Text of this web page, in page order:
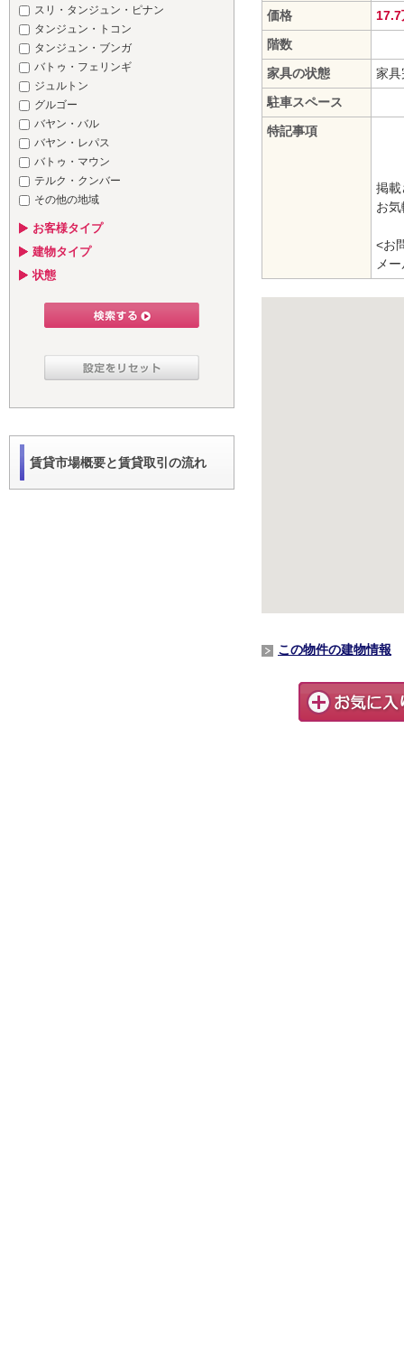
スリ・タンジュン・ピナン
タンジュン・トコン
タンジュン・ブンガ
バトゥ・フェリンギ
ジュルトン
グルゴー
バヤン・バル
バヤン・レパス
バトゥ・マウン
テルク・クンバー
その他の地域
お客様タイプ
建物タイプ
状態
賃貸市場概要と賃貸取引の流れ
価格
階数
家具の状態
家具
駐車スペース
特記事項
掲載
お
<お
メ
この物件の建物情報